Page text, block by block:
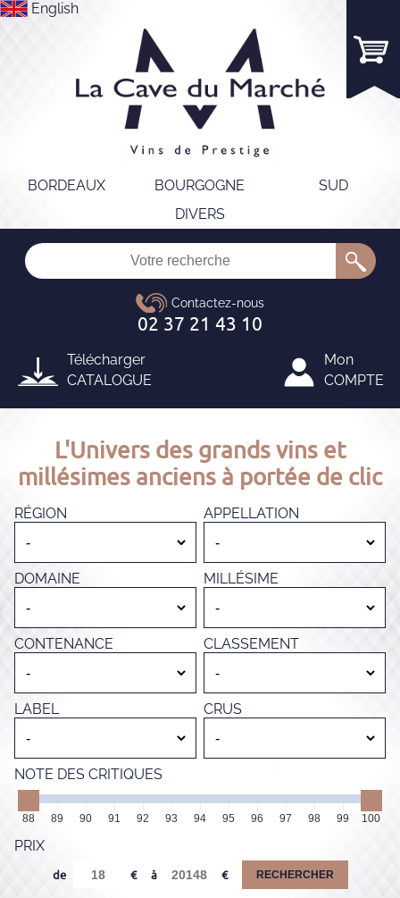
English
BORDEAUX BOURGOGNE
SUD
DIVERS
Télécharger
CATALOGUE
Mon
COMPTE
L'Univers des grands vins et
millésimes anciens à portée de clic
RÉGION APPELLATION
DOMAINE MILLÉSIME
CONTENANCE CLASSEMENT
LABEL CRUS
NOTE DES CRITIQUES
88 89 90 91 92 93 94 95 96 97 98 99 100
PRIX
de à RECHERCHER